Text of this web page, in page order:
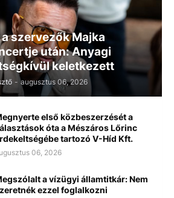
szervezők Majka
után: Anyagi
keletkezett
- augusztus 06, 2026
első közbeszerzését a
óta a Mészáros Lőrinc
tartozó V-Híd Kft.
06, 2026
a vízügyi államtitkár: Nem
ezzel foglalkozni